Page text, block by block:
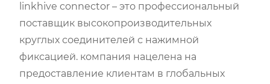
linkhive connector – это профессиональный
поставщик высокопроизводительных
круглых соединителей с нажимной
фиксацией. компания нацелена на
предоставление клиентам в глобальных